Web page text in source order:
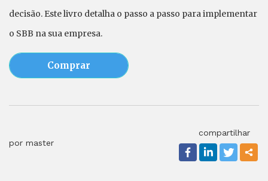
decisão. Este livro detalha o passo a passo para implementar
o SBB na sua empresa.
Comprar
por master
compartilhar